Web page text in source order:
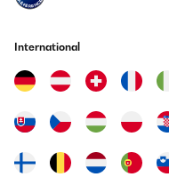
International